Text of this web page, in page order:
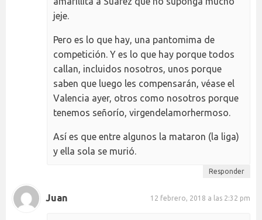
jeje.
Pero es lo que hay, una pantomima de
competición. Y es lo que hay porque todos
callan, incluidos nosotros, unos porque
saben que luego les compensarán, véase el
Valencia ayer, otros como nosotros porque
tenemos señorío, virgendelamorhermoso.
Así es que entre algunos la mataron (la liga)
y ella sola se murió.
Responder
Juan 12 febrero, 2018 a las 2:32 pm